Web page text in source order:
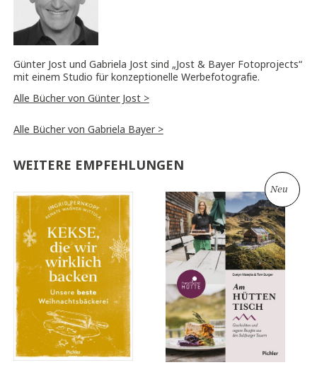
Günter Jost und Gabriela Jost sind „Jost & Bayer Fotoprojects“
mit einem Studio für konzeptionelle Werbefotografie.
Alle Bücher von Günter Jost >
Alle Bücher von Gabriela Bayer >
WEITERE EMPFEHLUNGEN
Neu